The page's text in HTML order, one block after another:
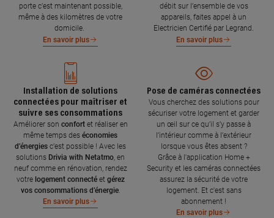
porte c’est maintenant possible,
même à des kilomètres de votre
domicile.
En savoir plus
débit sur l’ensemble de vos
appareils, faites appel à un
Electricien Certifié par Legrand.
En savoir plus
Installation de solutions
connectées pour maîtriser et
suivre ses consommations
Améliorer son confort et réaliser en
même temps des économies
d’énergies c’est possible ! Avec les
solutions Drivia with Netatmo , en
neuf comme en rénovation, rendez
votre logement connecté et gérez
vos consommations d’énergie.
En savoir plus
Pose de caméras connectées
Vous cherchez des solutions pour
sécuriser votre logement et garder
un œil sur ce qu’il s’y passe à
l’intérieur comme à l’extérieur
lorsque vous êtes absent ?
Grâce à l'application Home +
Security et les caméras connectées
assurez la sécurité de votre
logement. Et c'est sans
abonnement !
En savoir plus